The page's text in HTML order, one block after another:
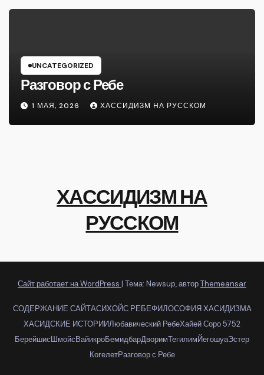
UNCATEGORIZED
Разговор с Ребе
1 МАЯ, 2026 ХАССИДИЗМ НА РУССКОМ
ХАССИДИЗМ НА
РУССКОМ
Сайт работает на WordPress | Тема: Newsup, авторThemeansar
СОДЕРЖАНИЕ САЙТАСИХОЙС РЕБЕФИЛОСОФИЯ ХАСИДИЗМА
ХАСИДСКИЕ ИСТОРИИЛюбавический РебеХайей Соро 5752
БерейшисШмойсВайикроБемидбарДворимТегилимЙегошуаЭстер
КогелетРазговор с Ребе